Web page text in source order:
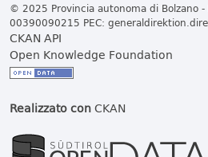
© 2025 Provincia autonoma di Bolzano -
00390090215 PEC:
CKAN API
Open Knowledge Foundation
Realizzato conCKAN